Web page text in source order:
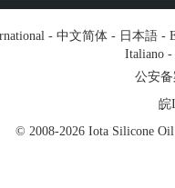
- 中文简体- 日本語-
Italiano-
公安备
皖
© 2008-2026 Iota Silicone